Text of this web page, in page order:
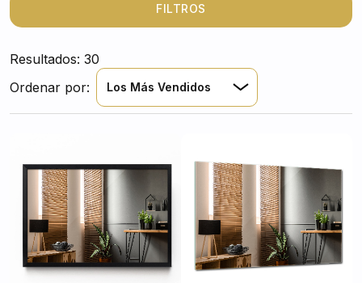
funcionará en cualquier habitación y en cualquier
disposición.
FILTROS
Resultados: 30
Ordenar por:
Los Más Vendidos